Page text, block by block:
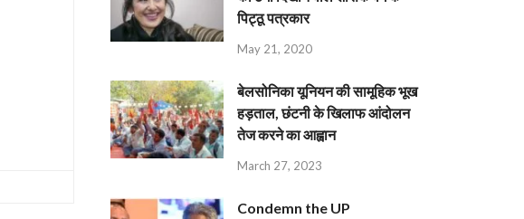
पिट्ठू पत्रकार
May 21, 2020
बेलसोनिका यूनियन की सामूहिक भूख
हड़ताल, छंटनी के खिलाफ आंदोलन
तेज करने का आह्वान
March 27, 2023
Condemn the UP